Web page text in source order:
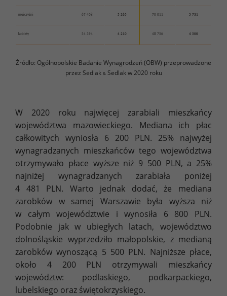
mężczyźni 67 408 5 265 70 011 5 731
kobiety 54 394 4 210 48 756 4 500
Źródło: Ogólnopolskie Badanie Wynagrodzeń (OBW) przeprowadzone
przez Sedlak &Sedlak w 2020 roku
W 2020 roku najwięcej zarabiali mieszkańcy
województwa mazowieckiego. Mediana ich płac
całkowitych wyniosła 6 200 PLN. 25% najwyżej
wynagradzanych mieszkańców tego województwa
otrzymywało płace wyższe niż 9 500 PLN, a 25%
najniżej wynagradzanych zarabiała poniżej
4 481 PLN. Warto jednak dodać, że mediana
zarobków w samej Warszawie była wyższa niż
w całym województwie i wynosiła 6 800 PLN.
Podobnie jak w ubiegłych latach, województwo
dolnośląskie wyprzedziło małopolskie, z medianą
zarobków wynoszącą 5 500 PLN. Najniższe płace,
około 4 200 PLN otrzymywali mieszkańcy
województw: podlaskiego, podkarpackiego,
lubelskiego oraz świętokrzyskiego.